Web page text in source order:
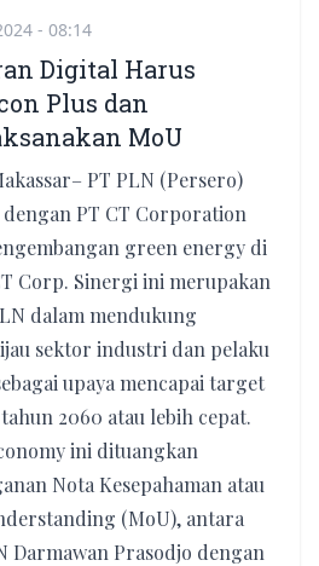
- 08:14
Digital Harus
Plus dan
MoU
PT PLN (Persero)
PT CT Corporation
green energy di
Corp. Sinergi ini merupakan
dalam mendukung
sektor industri dan pelaku
upaya mencapai target
2060 atau lebih cepat.
ini dituangkan
Nota Kesepahaman atau
(MoU), antara
Darmawan Prasodjo dengan